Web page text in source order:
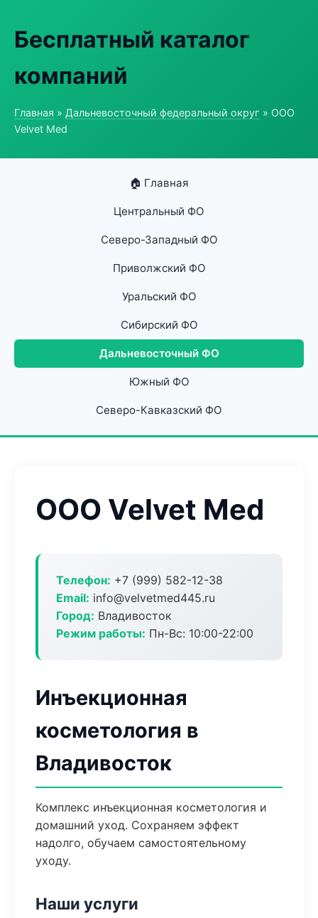
Бесплатный каталог
компаний
Главная » Дальневосточный федеральный округ » ООО
Velvet Med
🏠 Главная
Центральный ФО
Северо-Западный ФО
Приволжский ФО
Уральский ФО
Сибирский ФО
Дальневосточный ФО
Южный ФО
Северо-Кавказский ФО
ООО Velvet Med
Телефон: +7 (999) 582-12-38
Email: info@velvetmed445.ru
Город: Владивосток
Режим работы: Пн-Вс: 10:00-22:00
Инъекционная
косметология в
Владивосток
Комплекс инъекционная косметология и
домашний уход. Сохраняем эффект
надолго, обучаем самостоятельному
уходу.
Наши услуги